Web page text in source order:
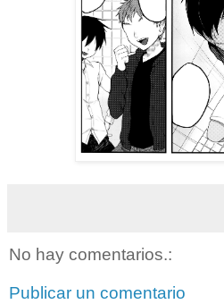
No hay comentarios.:
Publicar un comentario